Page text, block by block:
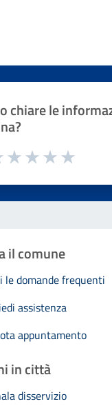
chiare le
la pagina
il comune
le domande frequenti
assistenza
appuntamento
in città
disservizio